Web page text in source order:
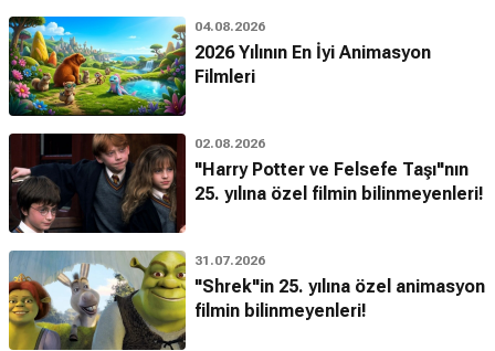
04.08.2026
2026 Yılının En İyi Animasyon
Filmleri
02.08.2026
"Harry Potter ve Felsefe Taşı"nın
25. yılına özel filmin bilinmeyenleri!
31.07.2026
"Shrek"in 25. yılına özel animasyon
filmin bilinmeyenleri!